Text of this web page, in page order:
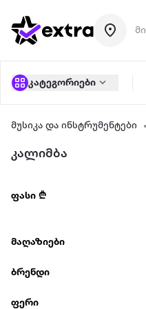
კატეგორიები
მუსიკა და ინსტრუმენტები
კალიმბა
ფასი ₾
მაღაზიები
ბრენდი
ფერი